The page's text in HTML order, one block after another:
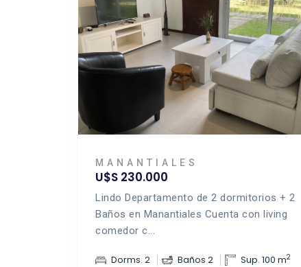
MANANTIALES
U$S 230.000
Lindo Departamento de 2 dormitorios + 2
Baños en Manantiales Cuenta con living
comedor c...
Dorms. 2 Baños 2 Sup. 100 m2